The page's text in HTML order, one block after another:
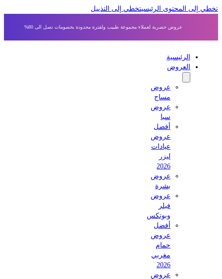
إلى المحتوى الرئيسي تخطي إلى التذييل
عروض حصرية لعملاء مجموعة طبيب ولفترة محدودة بخصومات تصل الى 80%
الرئيسية
العروض
عروض
مساج
عروض
أفضل
عروض
عيادات
عروض
بشرة
عروض
وبوتكس
أفضل
عروض
حمام
مغربي
عروض